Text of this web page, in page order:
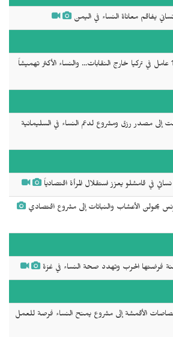
يفاقم معاناة النساء في اليمن
إلى مصدر رزق ومشروع لدعم النساء في السليمانية
في قامشلو يعزز استقلال المرأة اقتصادياً
يحولن الأعشاب والنباتات إلى مشروع اقتصادي
فرضتها الحرب وتهدد صحة النساء في غزة
الأقمشة إلى مشروع يمنح النساء فرصة للعمل